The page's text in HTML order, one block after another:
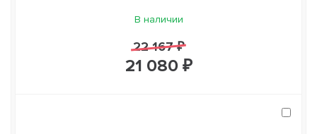
В наличии
22 167 ₽
21 080 ₽